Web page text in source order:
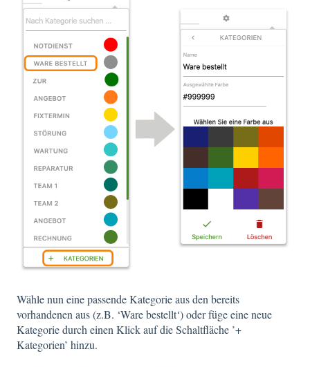
Wähle nun eine passende Kategorie aus den bereits
vorhandenen aus (z.B. ‘Ware bestellt‘) oder füge eine neue
Kategorie durch einen Klick auf die Schaltfläche ’+
Kategorien’ hinzu.